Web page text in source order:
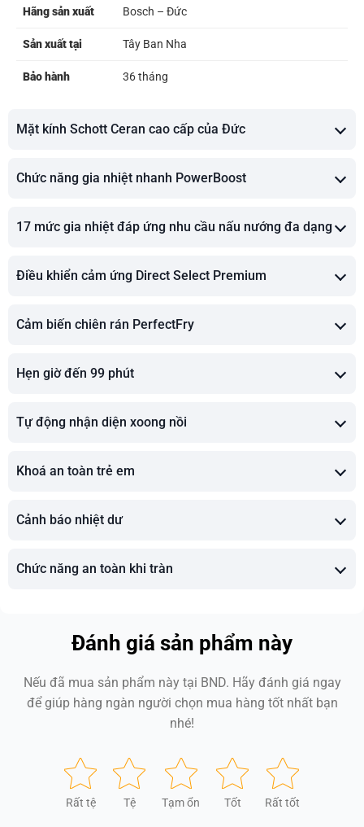
Hãng sản xuất Bosch – Đức
Sản xuất tại Tây Ban Nha
Bảo hành 36 tháng
Mặt kính Schott Ceran cao cấp của Đức
Chức năng gia nhiệt nhanh PowerBoost
17 mức gia nhiệt đáp ứng nhu cầu nấu nướng đa dạng
Điều khiển cảm ứng Direct Select Premium
Cảm biến chiên rán PerfectFry
Hẹn giờ đến 99 phút
Tự động nhận diện xoong nồi
Khoá an toàn trẻ em
Cảnh báo nhiệt dư
Chức năng an toàn khi tràn
Đánh giá sản phẩm này
Nếu đã mua sản phẩm này tại BND. Hãy đánh giá ngay
để giúp hàng ngàn người chọn mua hàng tốt nhất bạn
nhé!
Rất tệ Tệ Tạm ổn Tốt Rất tốt